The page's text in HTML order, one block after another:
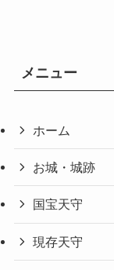
メニュー
ホーム
お城・城跡
国宝天守
現存天守